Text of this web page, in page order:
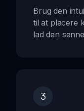
Brug den
til at placere
lad den
3